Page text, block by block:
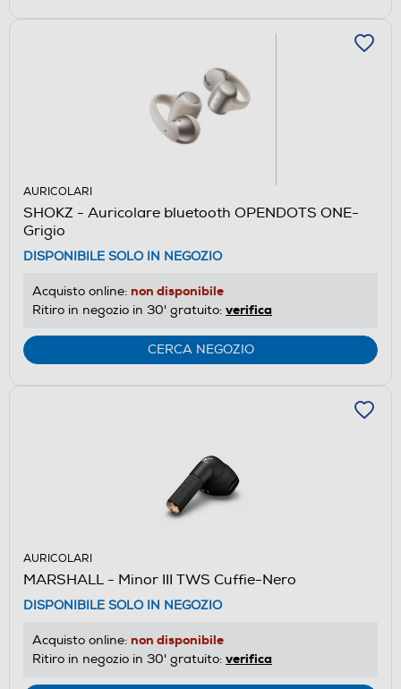
AURICOLARI
SHOKZ - Auricolare bluetooth OPENDOTS ONE-
Grigio
DISPONIBILE SOLO IN NEGOZIO
Acquisto online: non disponibile
Ritiro in negozio in 30' gratuito: verifica
CERCA NEGOZIO
AURICOLARI
MARSHALL - Minor III TWS Cuffie-Nero
DISPONIBILE SOLO IN NEGOZIO
Acquisto online: non disponibile
Ritiro in negozio in 30' gratuito: verifica